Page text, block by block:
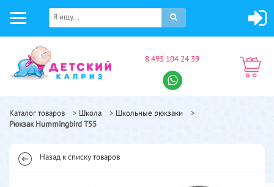
8 495 104 24 39
Каталог товаров > Школа > Школьные рюкзаки
>
Рюкзак Hummingbird T55
Назад к списку товаров